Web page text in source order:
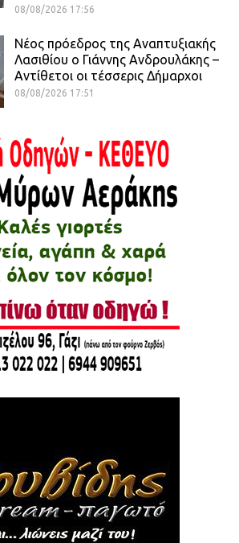
08/08/2026 17:56
Νέος πρόεδρος της Αναπτυξιακής
Λασιθίου ο Γιάννης Ανδρουλάκης –
Αντίθετοι οι τέσσερις Δήμαρχοι
08/08/2026 17:51